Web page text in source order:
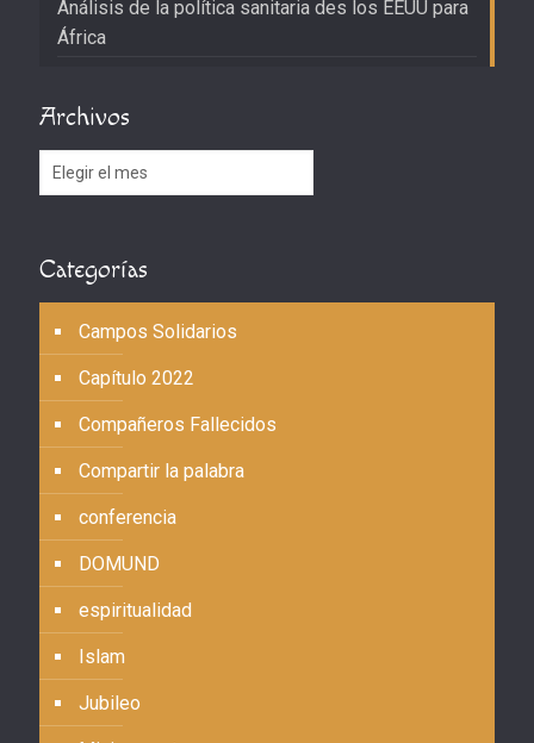
Análisis de la política sanitaria des los EEUU para
África
Archivos
Archivos
Categorías
Campos Solidarios
Capítulo 2022
Compañeros Fallecidos
Compartir la palabra
conferencia
DOMUND
espiritualidad
Islam
Jubileo